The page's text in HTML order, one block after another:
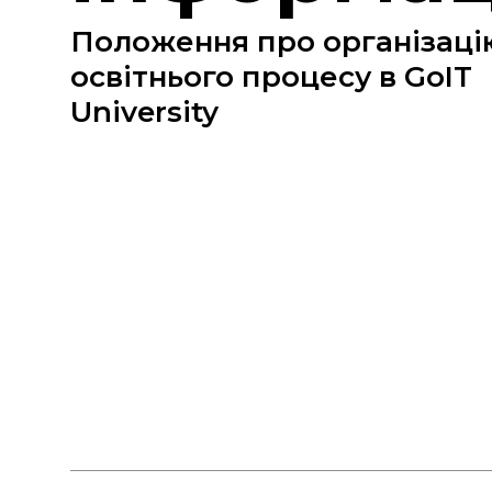
Положення про
освітнього процесу в GoIT
University